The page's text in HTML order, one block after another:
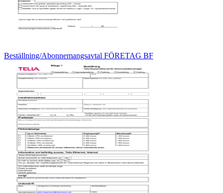
Beställning/Abonnemangsavtal FÖRETAG BF